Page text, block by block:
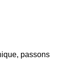
passons